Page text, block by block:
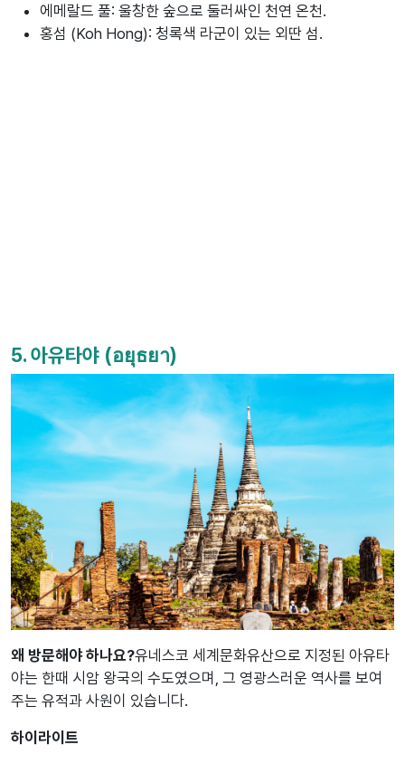
에메랄드 풀: 울창한 숲으로 둘러싸인 천연 온천.
홍섬 (Koh Hong): 청록색 라군이 있는 외딴 섬.
5. 아유타야 (อยุธยา)
왜 방문해야 하나요?유네스코 세계문화유산으로 지정된 아유타
야는 한때 시암 왕국의 수도였으며, 그 영광스러운 역사를 보여
주는 유적과 사원이 있습니다.
하이라이트